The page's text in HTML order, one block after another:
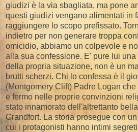
giudizi è la via sbagliata, ma pone
questi giudizi vengano alimentati in
raggiungere lo scopo prefissato.
indietro per non generare troppa
omicidio, abbiamo un colpevole e
alla sua confessione. E' pure lui
della propria situazione, non è un
brutti scherzi. Chi lo confessa è il
(Montgomery Clift) Padre Logan
e fermo nelle proprie convinzioni
stato innamorato dell'altrettanto
Grandfort. La storia prosegue con
cui i protagonisti hanno intimi